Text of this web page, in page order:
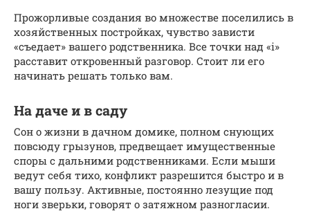
Прожорливые создания во множестве поселились в
хозяйственных постройках, чувство зависти
«съедает» вашего родственника. Все точки над «i»
расставит откровенный разговор. Стоит ли его
начинать решать только вам.
На даче и в саду
Сон о жизни в дачном домике, полном снующих
повсюду грызунов, предвещает имущественные
споры с дальними родственниками. Если мыши
ведут себя тихо, конфликт разрешится быстро и в
вашу пользу. Активные, постоянно лезущие под
ноги зверьки, говорят о затяжном разногласии.